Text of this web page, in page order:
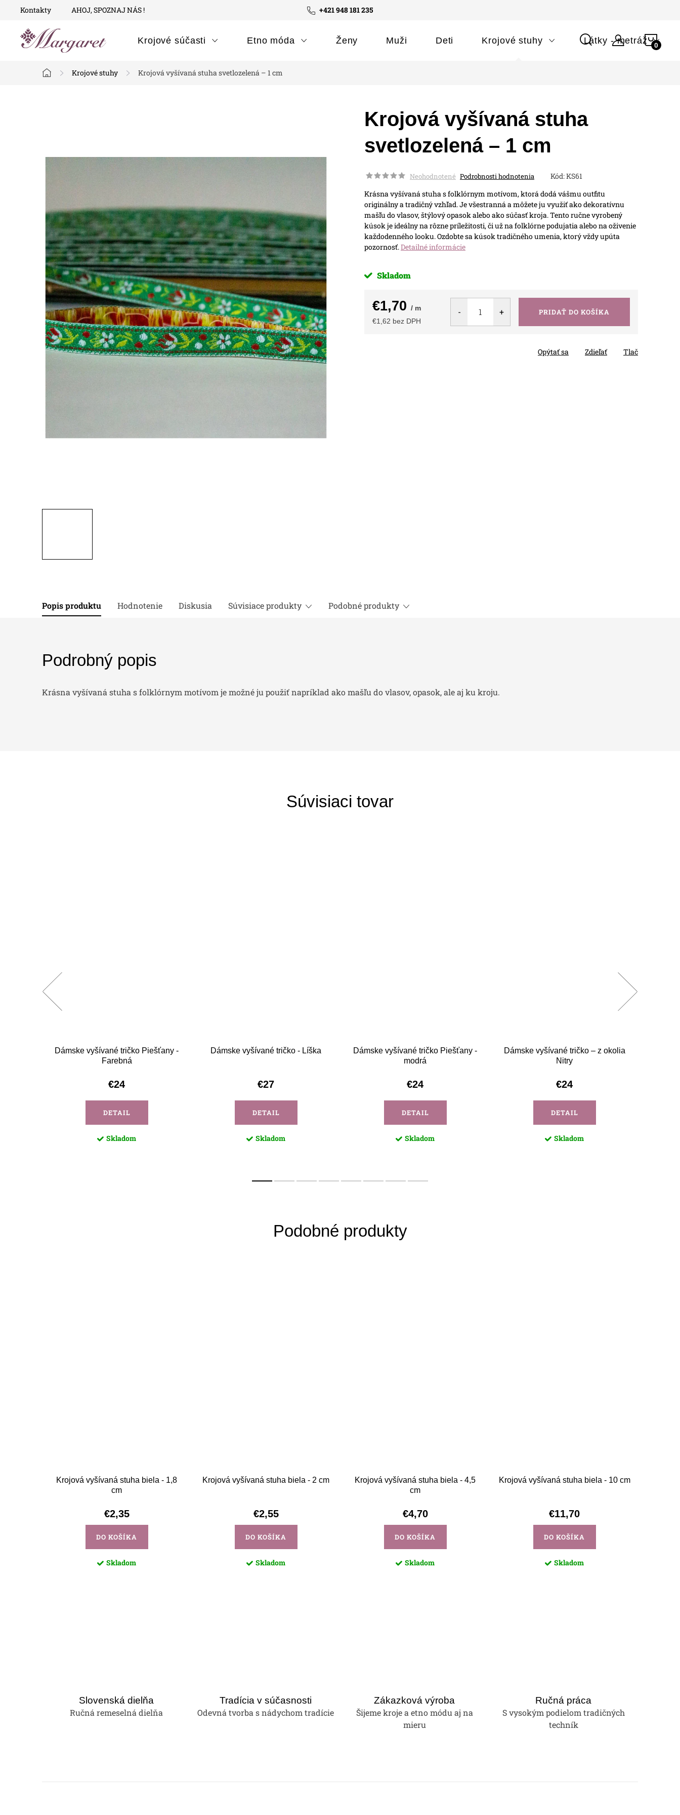
Prejsť
+421 948 181 235
Kontakty AHOJ, SPOZNAJ NÁS !
Krojové súčasti Etno móda Ženy Muži Deti Krojové stuhy Látky - metráž
Domov
Krojové stuhy Krojová vyšívaná stuha svetlozelená – 1 cm
Krojová vyšívaná stuha
svetlozelená – 1 cm
Neohodnotené Podrobnosti hodnotenia Kód:KS61
Krásna vyšívaná stuha s folklórnym motívom, ktorá dodá vášmu outfitu
originálny a tradičný vzhľad. Je všestranná a môžete ju využiť ako dekoratívnu
mašľu do vlasov, štýlový opasok alebo ako súčasť kroja. Tento ručne vyrobený
kúsok je ideálny na rôzne príležitosti, či už na folklórne podujatia alebo na oživenie
každodenného looku. Ozdobte sa kúsok tradičného umenia, ktorý vždy upúta
pozornosť.Detailné informácie
Skladom
€1,70 / m
€1,62 bez DPH
PRIDAŤ DO KOŠÍKA
Tlač
Opýtať sa Zdieľať
Popis produktu Hodnotenie Diskusia Súvisiace produkty Podobné produkty
Podrobný popis
Krásna vyšívaná stuha s folklórnym motívom je možné ju použiť napríklad ako mašľu do vlasov, opasok, ale aj ku kroju.
Súvisiaci tovar
Dámske vyšívané tričko Piešťany -
Farebná
€24
DETAIL
Skladom
Dámske vyšívané tričko - Líška
€27
DETAIL
Skladom
Dámske vyšívané tričko Piešťany -
modrá
€24
DETAIL
Skladom
Dámske vyšívané tričko – z okolia
Nitry
€24
DETAIL
Skladom
Krojová vyšívaná stuha biela - 1,8
cm
€2,35
DO KOŠÍKA
Skladom
Krojová vyšívaná stuha biela - 2 cm
€2,55
DO KOŠÍKA
Skladom
Krojová vyšívaná stuha biela - 4,5
cm
€4,70
DO KOŠÍKA
Skladom
Krojová vyšívaná stuha biela - 10 cm
€11,70
DO KOŠÍKA
Skladom
Slovenská dielňa
Ručná remeselná dielňa
Tradícia v súčasnosti
Odevná tvorba s nádychom tradície
Zákazková výroba
Šijeme kroje a etno módu aj na
mieru
Ručná práca
S vysokým podielom tradičných
techník